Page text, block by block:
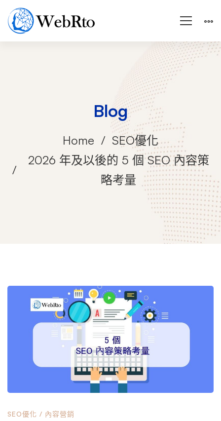
Blog
Home
SEO優化
2026 年及以後的 5 個 SEO 內容策
略考量
2026
以
SEO優化 / 內容營銷